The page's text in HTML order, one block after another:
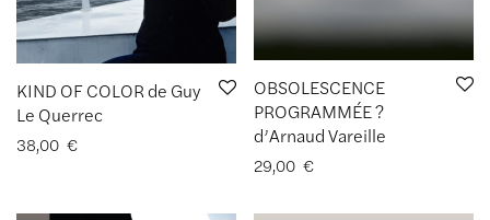
KIND OF COLOR de Guy
Le Querrec
38,00 €
OBSOLESCENCE
PROGRAMMÉE ?
d’Arnaud Vareille
29,00 €